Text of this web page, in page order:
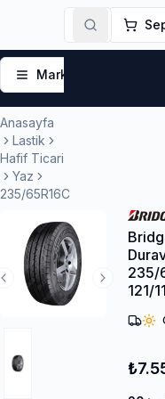
Markalar
Anasayfa
Lastik
Hafif Ticari
Yaz
235/65R16C
Next Slide
Previous Slide
235/
121/